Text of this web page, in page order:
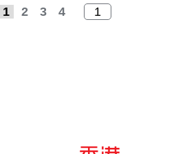
1 2 3 4